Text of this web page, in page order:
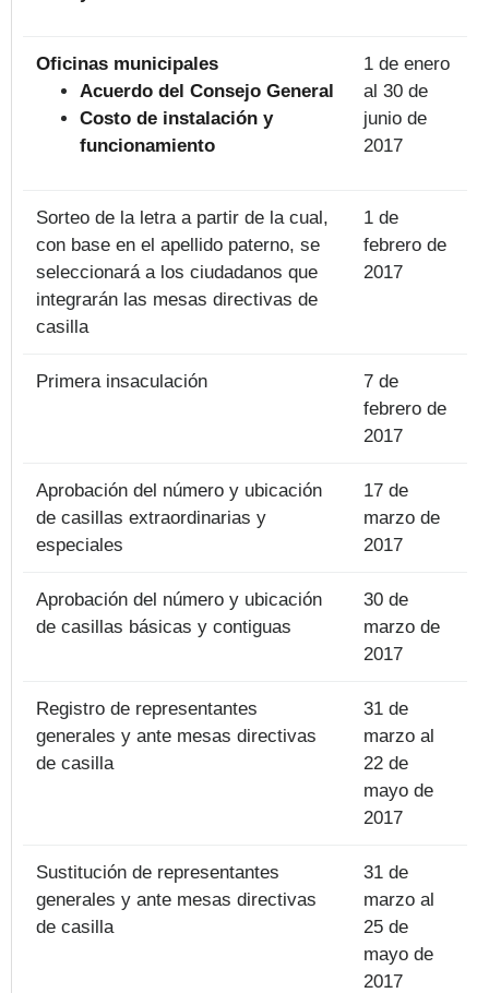
Oficinas municipales
Acuerdo del Consejo General
Costo de instalación y
funcionamiento
1 de enero
al 30 de
junio de
2017
Sorteo de la letra a partir de la cual,
con base en el apellido paterno, se
seleccionará a los ciudadanos que
integrarán las mesas directivas de
casilla
1 de
febrero de
2017
Primera insaculación
7 de
febrero de
2017
Aprobación del número y ubicación
de casillas extraordinarias y
especiales
17 de
marzo de
2017
Aprobación del número y ubicación
de casillas básicas y contiguas
30 de
marzo de
2017
Registro de representantes
generales y ante mesas directivas
de casilla
31 de
marzo al
22 de
mayo de
2017
Sustitución de representantes
generales y ante mesas directivas
de casilla
31 de
marzo al
25 de
mayo de
2017